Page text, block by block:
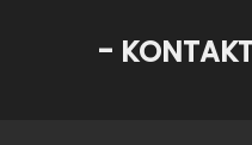
-